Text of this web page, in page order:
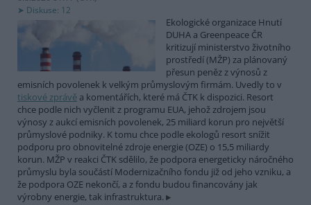
Diskuse: 12
Ekologické organizace Hnutí
DUHA a Greenpeace ČR
kritizují ministerstvo životního
prostředí (MŽP) za plánovaný
přesun peněz z výnosů z
emisních povolenek k velkým průmyslovým firmám. Uvedly to v
tiskové zprávě a komentářích, které má ČTK k dispozici. Resort
chce podle nich vyčlenit z programu EUA, jehož zdrojem jsou
výnosy z aukcí emisních povolenek, 25 miliard korun pro největší
průmyslové podniky. K tomu chce podle ekologů resort snížit
podporu pro obnovitelné zdroje energie (OZE) o 15,5 miliardy
korun. MŽP v reakci ČTK sdělilo, že podpora energeticky náročného
průmyslu byla součástí Modernizačního fondu již od jeho vzniku, a
že podpora OZE nekončí, a z fondu budou financovány jak
výrobny energie, tak infrastruktura.